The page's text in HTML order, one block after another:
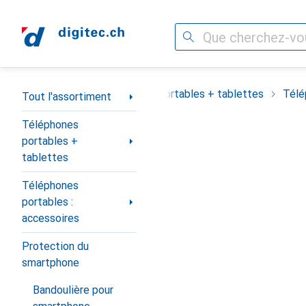
Recherche
Navigation par catégorie
Tout l'assortiment
Téléphones
portables +
tablettes
Téléphones
portables :
accessoires
Protection du
smartphone
Bandoulière pour
l'assortiment Téléphones portables + tablettes